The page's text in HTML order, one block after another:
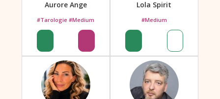
Aurore Ange
#Tarologie #Medium
Lola Spirit
#Medium